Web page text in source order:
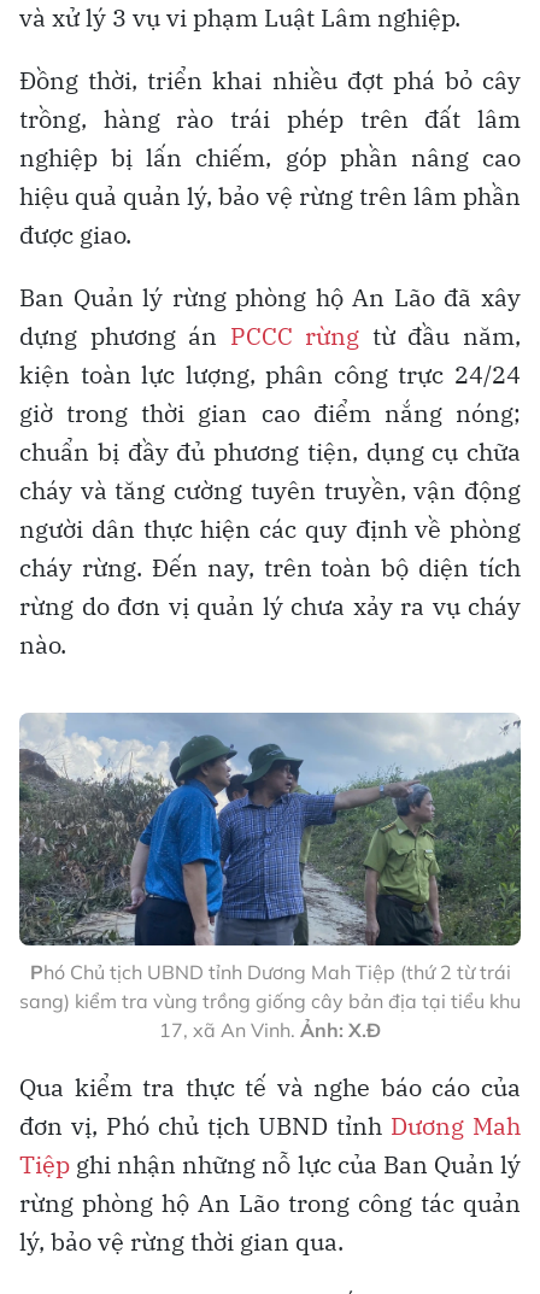
và xử lý 3 vụ vi phạm Luật Lâm nghiệp.
Đồng thời, triển khai nhiều đợt phá bỏ cây
trồng, hàng rào trái phép trên đất lâm
nghiệp bị lấn chiếm, góp phần nâng cao
hiệu quả quản lý, bảo vệ rừng trên lâm phần
được giao.
Ban Quản lý rừng phòng hộ An Lão đã xây
dựng phương án PCCC rừng từ đầu năm,
kiện toàn lực lượng, phân công trực 24/24
giờ trong thời gian cao điểm nắng nóng;
chuẩn bị đầy đủ phương tiện, dụng cụ chữa
cháy và tăng cường tuyên truyền, vận động
người dân thực hiện các quy định về phòng
cháy rừng. Đến nay, trên toàn bộ diện tích
rừng do đơn vị quản lý chưa xảy ra vụ cháy
nào.
Phó Chủ tịch UBND tỉnh Dương Mah Tiệp (thứ 2 từ trái
sang) kiểm tra vùng trồng giống cây bản địa tại tiểu khu
17, xã An Vinh. Ảnh: X.Đ
Qua kiểm tra thực tế và nghe báo cáo của
đơn vị, Phó chủ tịch UBND tỉnh Dương Mah
Tiệp ghi nhận những nỗ lực của Ban Quản lý
rừng phòng hộ An Lão trong công tác quản
lý, bảo vệ rừng thời gian qua.